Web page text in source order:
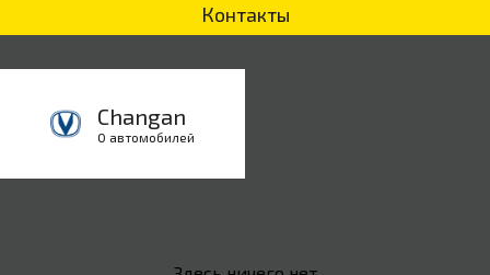
Контакты
Changan
0 автомобилей
0